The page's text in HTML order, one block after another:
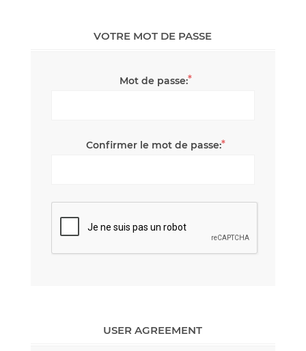
VOTRE MOT DE PASSE
Mot de passe:*
Confirmer le mot de passe:*
USER AGREEMENT